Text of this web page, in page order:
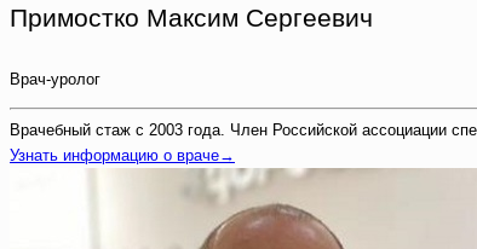
Примостко Максим Сергеевич
Врач-уролог
Врачебный стаж с 2003 года. Член Российской ассоциации
Узнать информацию о враче→